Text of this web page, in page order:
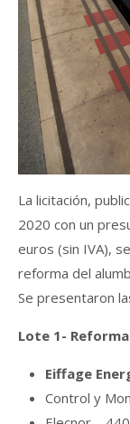
La licitación,
2020 con un
euros (sin IVA),
reforma del
Se presentaron
Lote 1-
Eiffage
Control y